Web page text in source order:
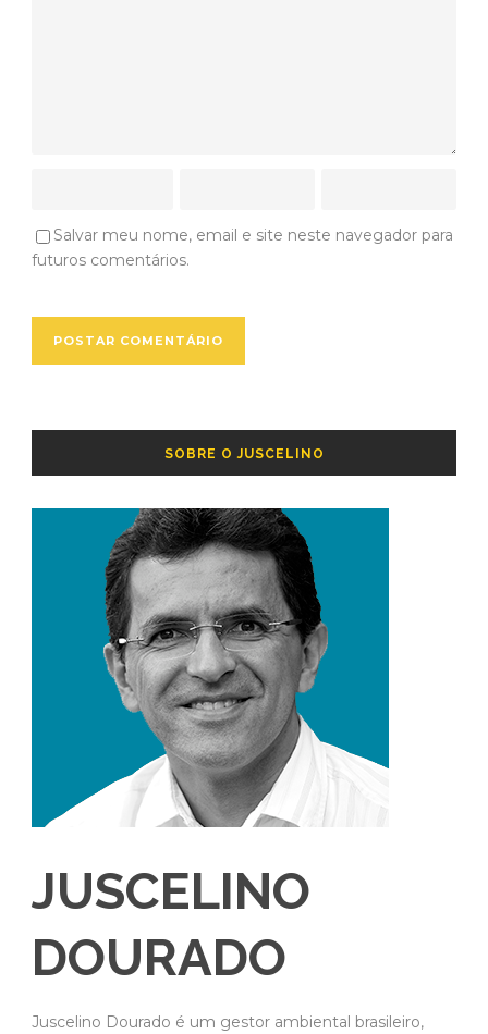
Salvar meu nome, email e site neste navegador para
futuros comentários.
SOBRE O JUSCELINO
JUSCELINO
DOURADO
Juscelino Dourado é um gestor ambiental brasileiro,